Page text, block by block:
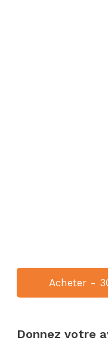
Acheter -
Donnez votre